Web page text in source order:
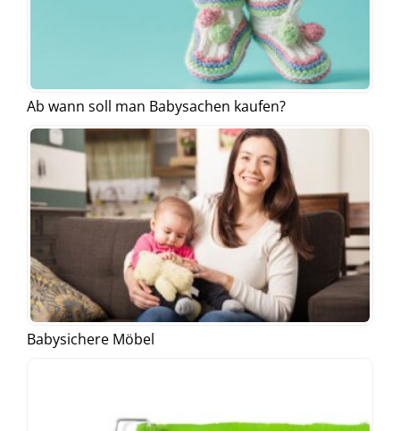
Ab wann soll man Babysachen kaufen?
Babysichere Möbel